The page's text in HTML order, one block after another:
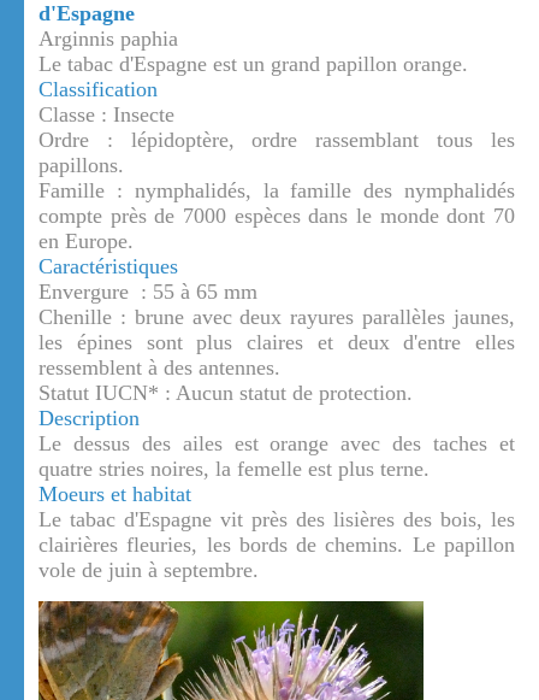
d'Espagne
Arginnis paphia
Le tabac d'Espagne est un grand papillon orange.
Classification
Classe : Insecte
Ordre : lépidoptère, ordre rassemblant tous les
papillons.
Famille : nymphalidés, la famille des nymphalidés
compte près de 7000 espèces dans le monde dont 70
en Europe.
Caractéristiques
Envergure : 55 à 65 mm
Chenille : brune avec deux rayures parallèles jaunes,
les épines sont plus claires et deux d'entre elles
ressemblent à des antennes.
Statut IUCN* : Aucun statut de protection.
Description
Le dessus des ailes est orange avec des taches et
quatre stries noires, la femelle est plus terne.
Moeurs et habitat
Le tabac d'Espagne vit près des lisières des bois, les
clairières fleuries, les bords de chemins. Le papillon
vole de juin à septembre.